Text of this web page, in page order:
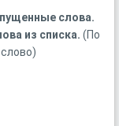
слова.
из списка. (По